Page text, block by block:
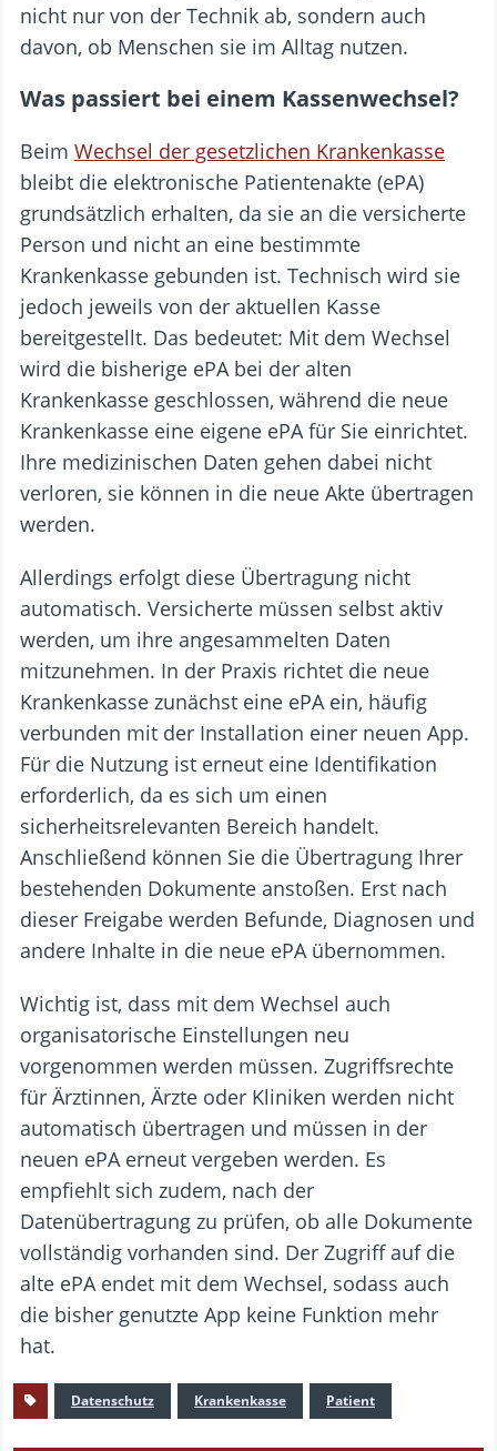
nicht nur von der Technik ab, sondern auch
davon, ob Menschen sie im Alltag nutzen.
Was passiert bei einem Kassenwechsel?
Beim Wechsel der gesetzlichen Krankenkasse
bleibt die elektronische Patientenakte (ePA)
grundsätzlich erhalten, da sie an die versicherte
Person und nicht an eine bestimmte
Krankenkasse gebunden ist. Technisch wird sie
jedoch jeweils von der aktuellen Kasse
bereitgestellt. Das bedeutet: Mit dem Wechsel
wird die bisherige ePA bei der alten
Krankenkasse geschlossen, während die neue
Krankenkasse eine eigene ePA für Sie einrichtet.
Ihre medizinischen Daten gehen dabei nicht
verloren, sie können in die neue Akte übertragen
werden.
Allerdings erfolgt diese Übertragung nicht
automatisch. Versicherte müssen selbst aktiv
werden, um ihre angesammelten Daten
mitzunehmen. In der Praxis richtet die neue
Krankenkasse zunächst eine ePA ein, häufig
verbunden mit der Installation einer neuen App.
Für die Nutzung ist erneut eine Identifikation
erforderlich, da es sich um einen
sicherheitsrelevanten Bereich handelt.
Anschließend können Sie die Übertragung Ihrer
bestehenden Dokumente anstoßen. Erst nach
dieser Freigabe werden Befunde, Diagnosen und
andere Inhalte in die neue ePA übernommen.
Wichtig ist, dass mit dem Wechsel auch
organisatorische Einstellungen neu
vorgenommen werden müssen. Zugriffsrechte
für Ärztinnen, Ärzte oder Kliniken werden nicht
automatisch übertragen und müssen in der
neuen ePA erneut vergeben werden. Es
empfiehlt sich zudem, nach der
Datenübertragung zu prüfen, ob alle Dokumente
vollständig vorhanden sind. Der Zugriff auf die
alte ePA endet mit dem Wechsel, sodass auch
die bisher genutzte App keine Funktion mehr
hat.
Datenschutz Krankenkasse Patient